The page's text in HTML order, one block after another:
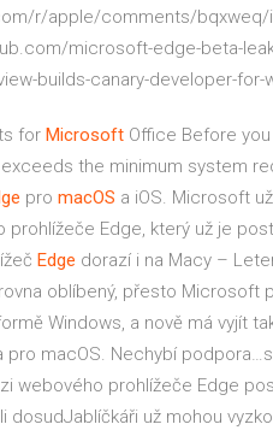
r/apple/comments/bqxweq/
microsoft-edge-beta-
builds-canary-developer-for-
for Microsoft Office Before
the minimum system
pro macOS a iOS. Microsoft
Edge, který už je
Edge dorazí i na Macy –
oblíbený, přesto Microsoft
Windows, a nově má vyjít
macOS. Nechybí
webového prohlížeče Edge
dosudJablíčkáři už mohou